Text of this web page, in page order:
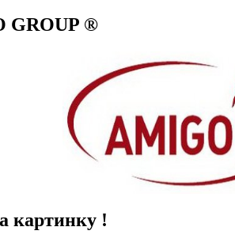
GROUP ®
картинку !